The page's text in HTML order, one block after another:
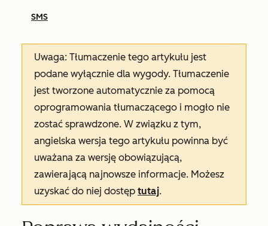
SMS
Uwaga: Tłumaczenie tego artykułu jest
podane wyłącznie dla wygody. Tłumaczenie
jest tworzone automatycznie za pomocą
oprogramowania tłumaczącego i mogło nie
zostać sprawdzone. W związku z tym,
angielska wersja tego artykułu powinna być
uważana za wersję obowiązującą,
zawierającą najnowsze informacje. Możesz
uzyskać do niej dostęp tutaj.